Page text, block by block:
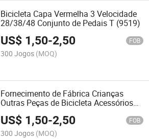
Bicicleta Capa Vermelha 3 Velocidade
28/38/48 Conjunto de Pedais T (9519)
US$ 1,50-2,50 FOB
300 Jogos (MOQ)
Fornecimento de Fábrica Crianças
Outras Peças de Bicicleta Acessórios
Manivela em Uma Peça (9520)
US$ 1,50-2,50 FOB
300 Jogos (MOQ)